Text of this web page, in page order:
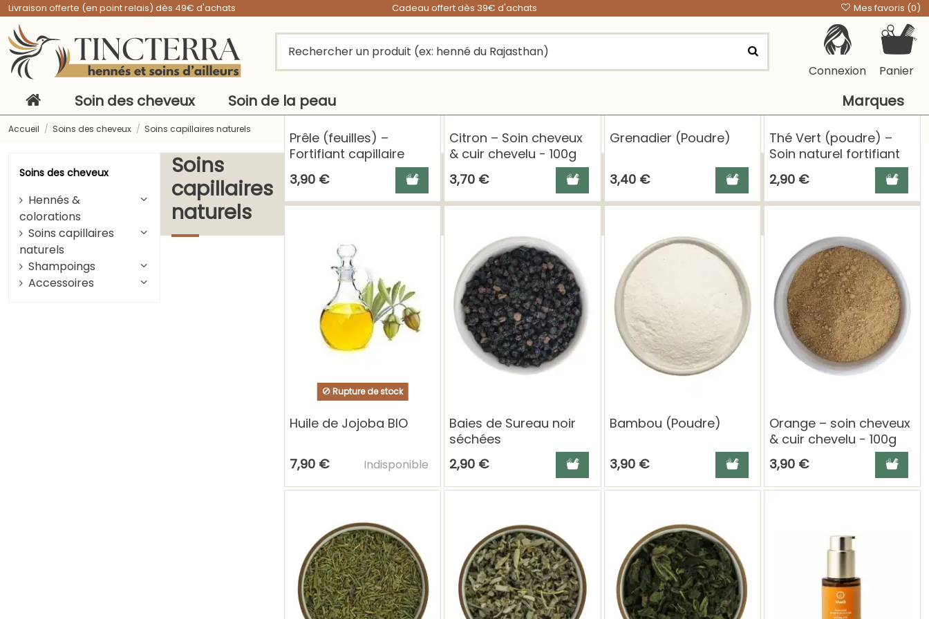
Livraison offerte (en point relais) dès 49€ d'achats Cadeau offert dès 39€ d'achats Mes favoris (0)
Connexion Panier
Soin des cheveux Soin de la peau Marques
Accueil Soins des cheveux Soins capillaires naturels
Soins
capillaires
naturels
Prêle (feuilles) –
Fortifiant capillaire
naturel & soin cheveux
3,90 € Ajouter au panier
Citron – Soin cheveux
& cuir chevelu - 100g
3,70 €
Ajouter au panier
Grenadier (Poudre)
3,40 € Ajouter au panier
Thé Vert (poudre) –
Soin naturel fortifiant
pour cheveux
2,90 € Ajouter
Rupture de stock
Huile de Jojoba BIO
7,90 € Indisponible
Ajouter au panier
Baies de Sureau noir
séchées
2,90 €
Ajouter au panier
Bambou (Poudre)
3,90 € Ajouter au panier
Orange – soin cheveux
& cuir chevelu - 100g
3,90 €
Ajouter
Soins des cheveux
Hennés &
colorations
Soins capillaires
naturels
Shampoings
Accessoires